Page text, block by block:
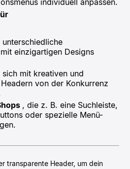
unterschiedliche
einzigartigen Designs
sich mit kreativen und
von der Konkurrenz
, die z. B. eine Suchleiste,
oder spezielle Menü-
transparente Header, um dein